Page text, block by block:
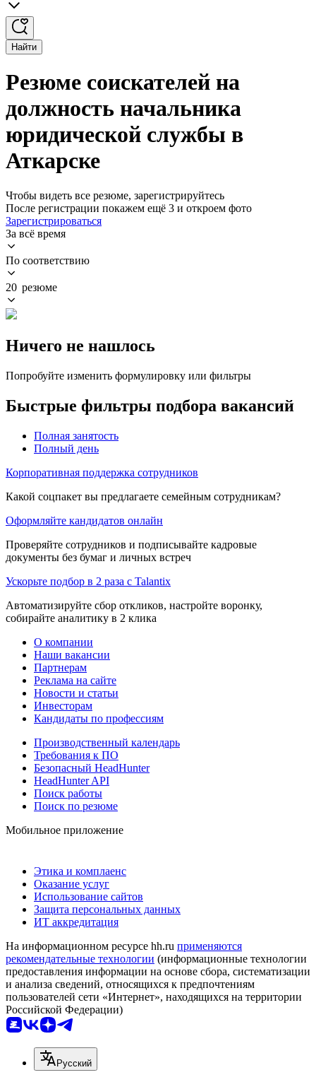
Найти
Резюме соискателей на
должность начальника
юридической службы в
Аткарске
Чтобы видеть все резюме, зарегистрируйтесь
После регистрации покажем ещё 3 и откроем фото
Зарегистрироваться
За всё время
По соответствию
20 резюме
Ничего не нашлось
Попробуйте изменить формулировку или фильтры
Быстрые фильтры подбора вакансий
Полная занятость
Полный день
Корпоративная поддержка сотрудников
Какой соцпакет вы предлагаете семейным сотрудникам?
Оформляйте кандидатов онлайн
Проверяйте сотрудников и подписывайте кадровые
документы без бумаг и личных встреч
Ускорьте подбор в 2 раза с Talantix
Автоматизируйте сбор откликов, настройте воронку,
собирайте аналитику в 2 клика
О компании
Наши вакансии
Партнерам
Реклама на сайте
Новости и статьи
Инвесторам
Кандидаты по профессиям
Производственный календарь
Требования к ПО
Безопасный HeadHunter
HeadHunter API
Поиск работы
Поиск по резюме
Мобильное приложение
Этика и комплаенс
Оказание услуг
Использование сайтов
Защита персональных данных
ИТ аккредитация
На информационном ресурсе hh.ru применяются
рекомендательные технологии (информационные технологии
предоставления информации на основе сбора, систематизации
и анализа сведений, относящихся к предпочтениям
пользователей сети «Интернет», находящихся на территории
Российской Федерации)
Русский